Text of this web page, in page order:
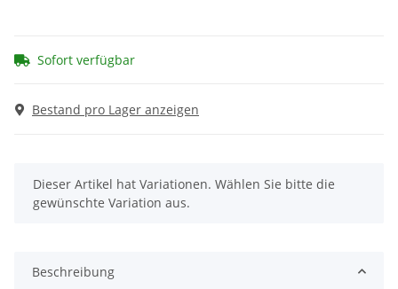
Sofort verfügbar
Bestand pro Lager anzeigen
x
Dieser Artikel hat Variationen. Wählen Sie bitte die
gewünschte Variation aus.
Beschreibung